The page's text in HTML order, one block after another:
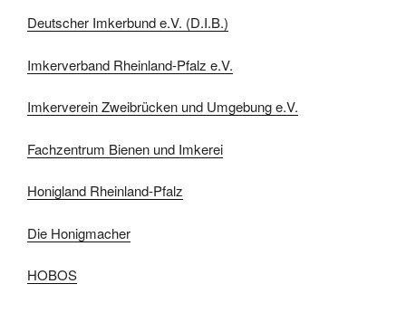
Deutscher Imkerbund e.V. (D.I.B.)
Imkerverband Rheinland-Pfalz e.V.
Imkerverein Zweibrücken und Umgebung e.V.
Fachzentrum Bienen und Imkerei
Honigland Rheinland-Pfalz
Die Honigmacher
HOBOS